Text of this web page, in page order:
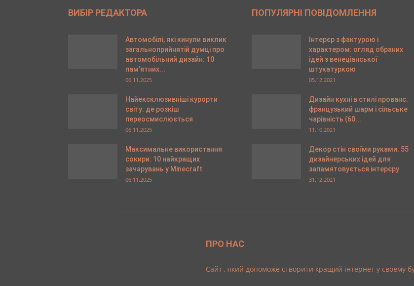
ВИБІР РЕДАКТОРА
Автомобілі, які кинули виклик
загальноприйнятій думці про
автомобільний дизайн: 10
пам’ятних...
06.11.2025
Найексклюзивніші курорти
світу: де розкіш
переосмислюється
06.11.2025
Максимальне використання
сокири: 10 найкращих
зачарувань у Minecraft
06.11.2025
ПОПУЛЯРНІ ПОВІДОМЛЕННЯ
Інтерєр з фактурою і
характером: огляд обраних
ідей з венеціанської
штукатуркою
05.12.2021
Дизайн кухні в стилі прованс:
французький шарм і сільське
чарівність (60...
11.10.2021
Декор стін своїми руками: 55
дизайнерських ідей для
запамятовується інтерєру
31.12.2021
ПРО НАС
Cайт , який допоможе створити кращий інтернет у своему